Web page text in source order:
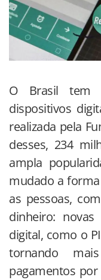
O Brasil tem
dispositivos
realizada pela
desses, 234
ampla
mudado a
as pessoas,
dinheiro:
digital, como o
tornando
pagamentos